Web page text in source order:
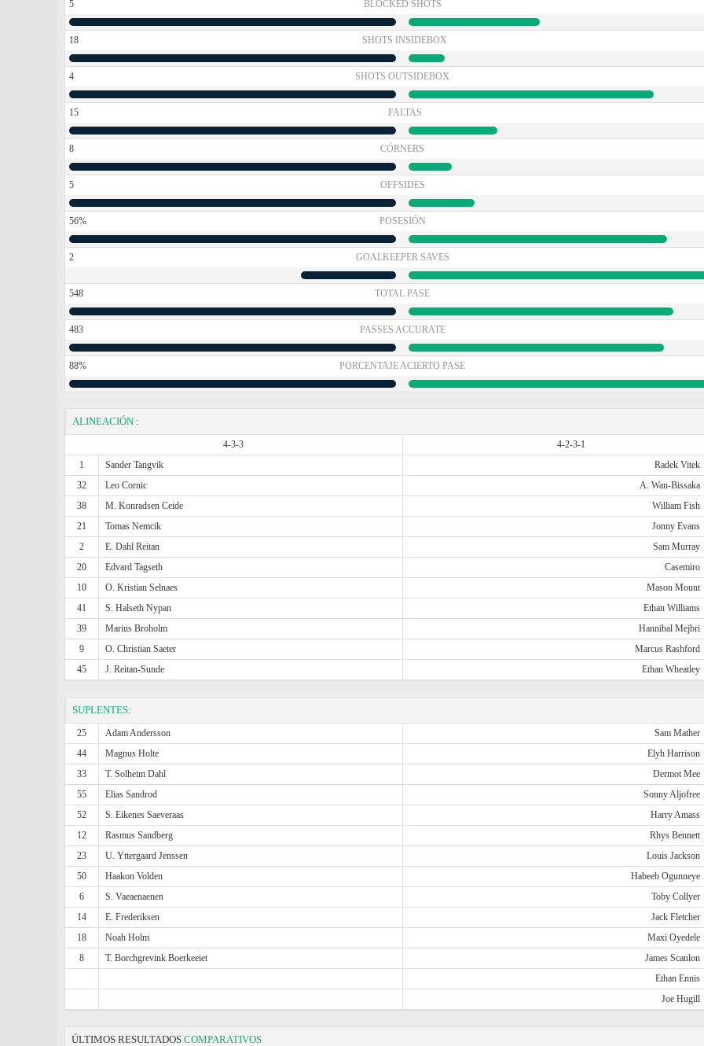
5 BLOCKED SHOTS
18 SHOTS INSIDEBOX
4 SHOTS OUTSIDEBOX
15 FALTAS
8 CÓRNERS
5 OFFSIDES
56% POSESIÓN
2 GOALKEEPER SAVES
548 TOTAL PASE
483 PASSES ACCURATE
88% PORCENTAJE ACIERTO PASE
ALINEACIÓN :
4-3-3
4-2-3-1
1
Sander Tangvik Radek Vitek
32
Leo Cornic A. Wan-Bissaka
38
M. Konradsen Ceide William Fish
21
Tomas Nemcik Jonny Evans
2
E. Dahl Reitan Sam Murray
20
Edvard Tagseth Casemiro
10
O. Kristian Selnaes Mason Mount
41
S. Halseth Nypan Ethan Williams
39
Marius Broholm Hannibal Mejbri
9
O. Christian Saeter Marcus Rashford
45
J. Reitan-Sunde Ethan Wheatley
SUPLENTES:
25 Adam Andersson Sam Mather
44
Magnus Holte Elyh Harrison
33
T. Solheim Dahl Dermot Mee
55
Elias Sandrod Sonny Aljofree
52
S. Eikenes Saeveraas Harry Amass
12
Rasmus Sandberg Rhys Bennett
23
U. Yttergaard Jenssen Louis Jackson
50
Haakon Volden Habeeb Ogunneye
6
S. Vaeaenaenen Toby Collyer
14
E. Frederiksen Jack Fletcher
18
Noah Holm Maxi Oyedele
8
T. Borchgrevink Boerkeeiet James Scanlon
Ethan Ennis
Joe Hugill
ÚLTIMOS RESULTADOS COMPARATIVOS